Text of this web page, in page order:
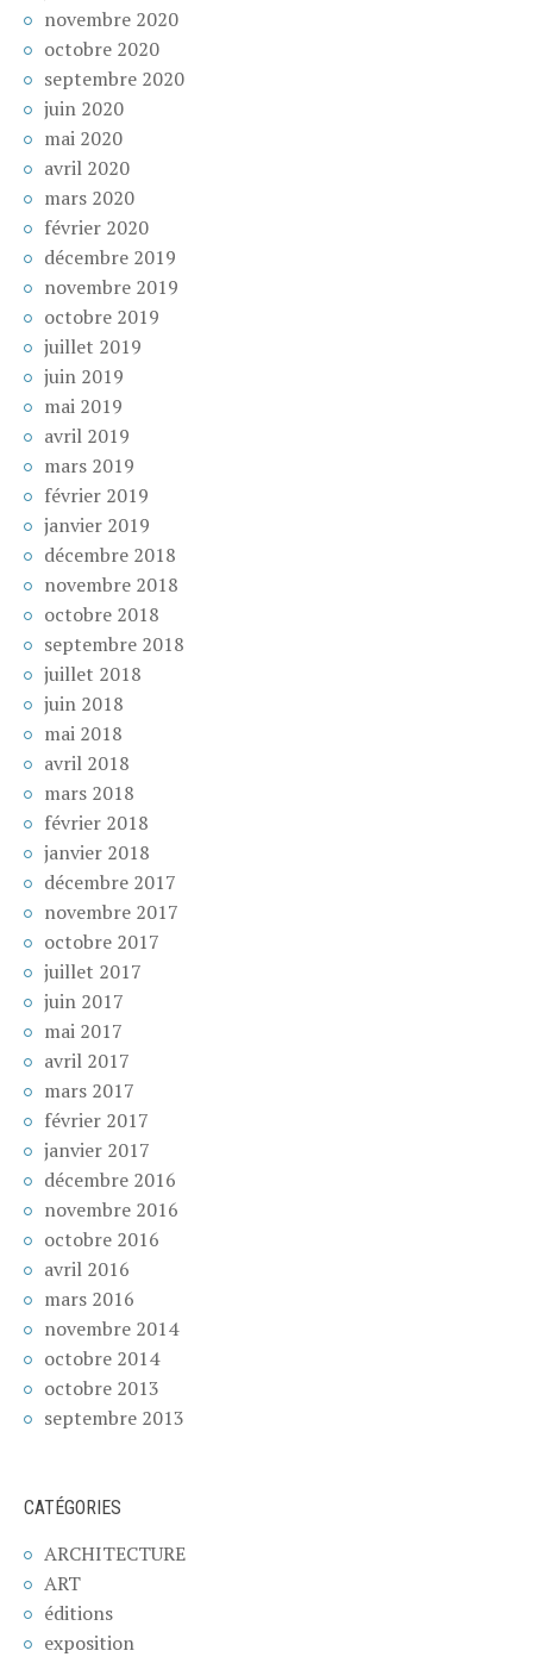
novembre 2020
octobre 2020
septembre 2020
juin 2020
mai 2020
avril 2020
mars 2020
février 2020
décembre 2019
novembre 2019
octobre 2019
juillet 2019
juin 2019
mai 2019
avril 2019
mars 2019
février 2019
janvier 2019
décembre 2018
novembre 2018
octobre 2018
septembre 2018
juillet 2018
juin 2018
mai 2018
avril 2018
mars 2018
février 2018
janvier 2018
décembre 2017
novembre 2017
octobre 2017
juillet 2017
juin 2017
mai 2017
avril 2017
mars 2017
février 2017
janvier 2017
décembre 2016
novembre 2016
octobre 2016
avril 2016
mars 2016
novembre 2014
octobre 2014
octobre 2013
septembre 2013
CATÉGORIES
ARCHITECTURE
ART
éditions
exposition